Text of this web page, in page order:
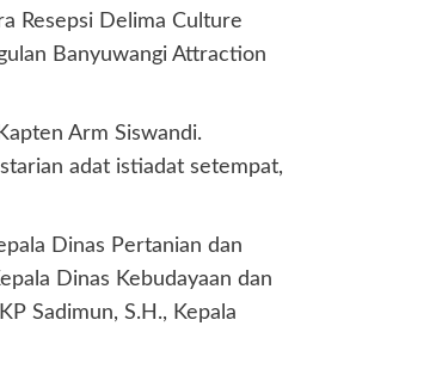
Resepsi Delima Culture
Banyuwangi Attraction
Arm Siswandi.
adat istiadat setempat,
Dinas Pertanian dan
Dinas Kebudayaan dan
Sadimun, S.H., Kepala